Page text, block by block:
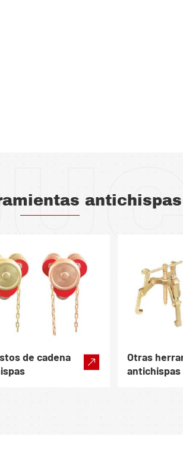
antichispas
de cadena
Otras
antichispas